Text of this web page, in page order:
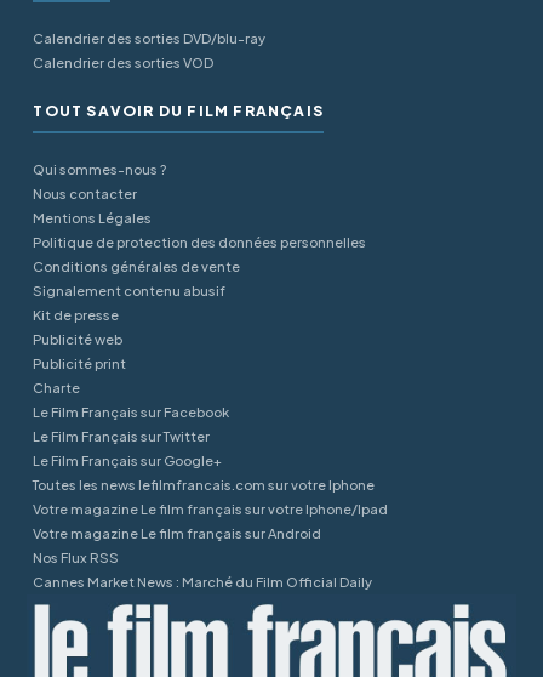
Calendrier des sorties DVD/blu-ray
Calendrier des sorties VOD
TOUT SAVOIR DU FILM FRANÇAIS
Qui sommes-nous ?
Nous contacter
Mentions Légales
Politique de protection des données personnelles
Conditions générales de vente
Signalement contenu abusif
Kit de presse
Publicité web
Publicité print
Charte
Le Film Français sur Facebook
Le Film Français sur Twitter
Le Film Français sur Google+
Toutes les news lefilmfrancais.com sur votre Iphone
Votre magazine Le film français sur votre Iphone/Ipad
Votre magazine Le film français sur Android
Nos Flux RSS
Cannes Market News : Marché du Film Official Daily